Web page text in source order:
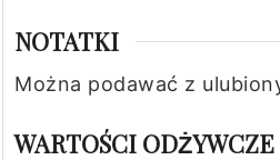
NOTATKI
Można podawać z
WARTOŚCI ODŻYWCZE